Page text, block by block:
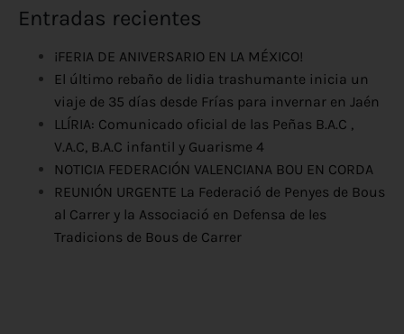
Entradas recientes
¡FERIA DE ANIVERSARIO EN LA MÉXICO!
El último rebaño de lidia trashumante inicia un
viaje de 35 días desde Frías para invernar en Jaén
LLÍRIA: Comunicado oficial de las Peñas B.A.C ,
V.A.C, B.A.C infantil y Guarisme 4
NOTICIA FEDERACIÓN VALENCIANA BOU EN CORDA
REUNIÓN URGENTE La Federació de Penyes de Bous
al Carrer y la Associació en Defensa de les
Tradicions de Bous de Carrer